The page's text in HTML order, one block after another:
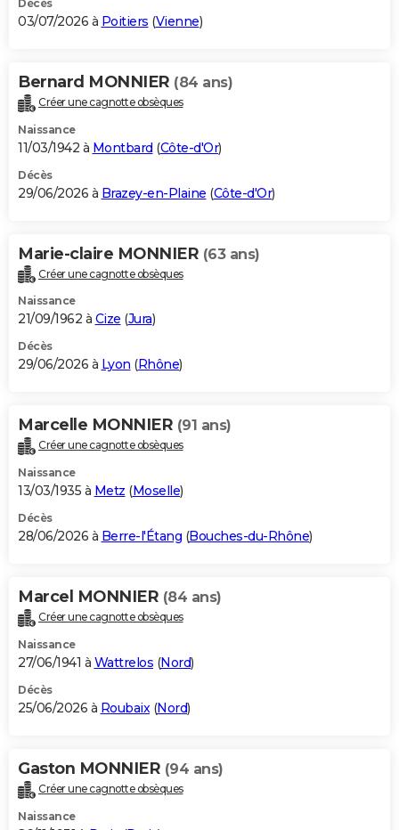
Décès
03/07/2026 à Poitiers (Vienne)
Bernard MONNIER (84 ans)
Créer une cagnotte obsèques
Naissance
11/03/1942 à Montbard (Côte-d'Or)
Décès
29/06/2026 à Brazey-en-Plaine (Côte-d'Or)
Marie-claire MONNIER (63 ans)
Créer une cagnotte obsèques
Naissance
21/09/1962 à Cize (Jura)
Décès
29/06/2026 à Lyon (Rhône)
Marcelle MONNIER (91 ans)
Créer une cagnotte obsèques
Naissance
13/03/1935 à Metz (Moselle)
Décès
28/06/2026 à Berre-l'Étang (Bouches-du-Rhône)
Marcel MONNIER (84 ans)
Créer une cagnotte obsèques
Naissance
27/06/1941 à Wattrelos (Nord)
Décès
25/06/2026 à Roubaix(Nord)
Gaston MONNIER (94 ans)
Créer une cagnotte obsèques
Naissance